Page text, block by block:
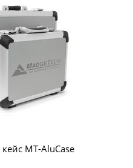
MT-AluCase